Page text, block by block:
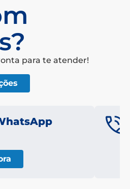
para te atender!